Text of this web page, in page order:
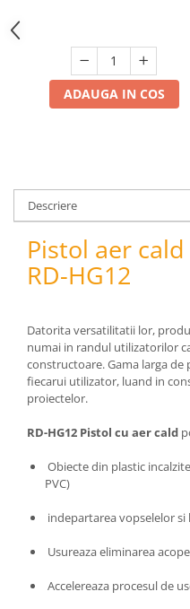
Cricuri pneumatice
Prese Hidraulice
Prese de rulmenti hidraulice
Prese de indoit tevi hidraulice
Polizoare unghiulare
Echipamente auto
Unelte de mana
Scule pneumatice
Cabluri si incarcatoare
Echipamente de ridicat
Chinga ancorare
Depozitare si organizare
Freza de zapada
ADAUGA IN COS
Descriere
Pistol aer
RD-HG12
Datorita versatilitatii lor,
numai in randul utilizatorilor
constructoare. Gama larga
fiecarui utilizator, luand in
proiectelor.
RD-HG12 Pistol cu aer cald
Obiecte din plastic
PVC)
indepartarea vopselelor si
Usureaza eliminarea
Accelereaza procesul de